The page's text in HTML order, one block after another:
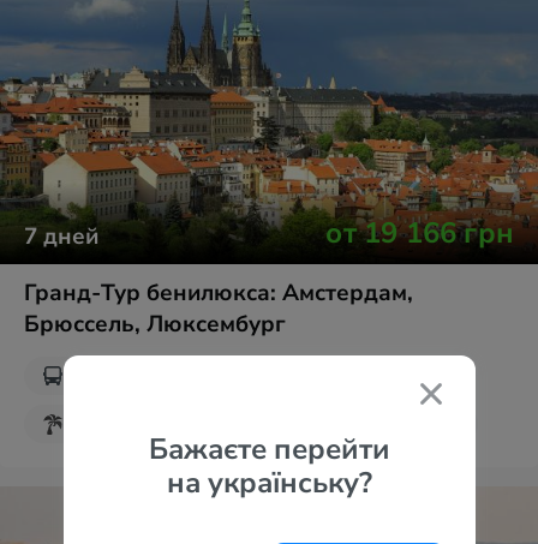
7дней от19 166грн
Гранд-Тур бенилюкса: Амстердам,
Брюссель, Люксембург
Парк Кёкенхоф
Бажаєте перейти
на українську?